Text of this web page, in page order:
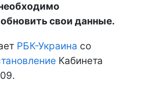
свои данные.
РБК-Украина со
Кабинета